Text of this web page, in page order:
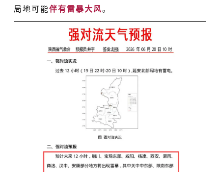
局地可能伴有雷暴大风。